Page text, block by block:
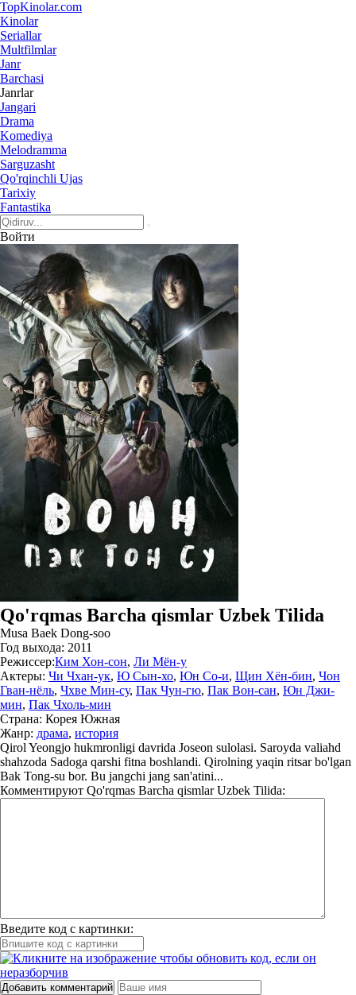
TopKinolar.com
Kinolar
Seriallar
Multfilmlar
Janr
Barchasi
Janrlar
Jangari
Drama
Komediya
Melodramma
Sarguzasht
Qo'rqinchli Ujas
Tarixiy
Fantastika
Войти
Qo'rqmas Barcha qismlar Uzbek Tilida
Musa Baek Dong-soo
Год выхода: 2011
Режиссер:Ким Хон-сон, Ли Мён-у
Актеры: Чи Чхан-ук, Ю Сын-хо, Юн Со-и, Щин Хён-бин, Чон
Гван-нёль, Чхве Мин-су, Пак Чун-гю, Пак Вон-сан, Юн Джи-
мин, Пак Чхоль-мин
Страна: Корея Южная
Жанр: драма, история
Qirol Yeongjo hukmronligi davrida Joseon sulolasi. Saroyda valiahd
shahzoda Sadoga qarshi fitna boshlandi. Qirolning yaqin ritsar bo'lgan
Bak Tong-su bor. Bu jangchi jang san'atini...
Комментируют Qo'rqmas Barcha qismlar Uzbek Tilida:
Введите код с картинки:
Добавить комментарий